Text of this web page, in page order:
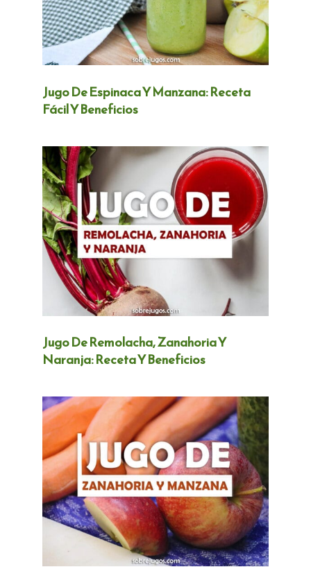
Jugo De Espinaca Y Manzana: Receta
Fácil Y Beneficios
Jugo De Remolacha, Zanahoria Y
Naranja: Receta Y Beneficios